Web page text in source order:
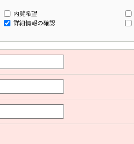
内覧希望
詳細情報の確認